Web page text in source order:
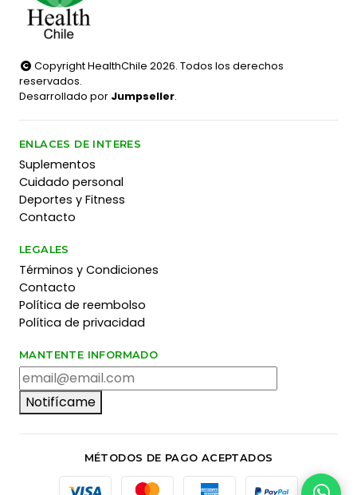
Copyright HealthChile 2026. Todos los derechos
reservados.
Desarrollado por Jumpseller.
ENLACES DE INTERES
Suplementos
Cuidado personal
Deportes y Fitness
Contacto
LEGALES
Términos y Condiciones
Contacto
Política de reembolso
Política de privacidad
MANTENTE INFORMADO
Notifícame
MÉTODOS DE PAGO ACEPTADOS